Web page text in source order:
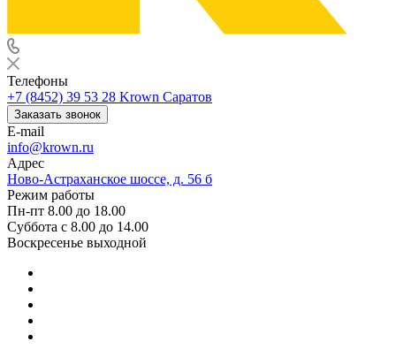
Телефоны
+7 (8452) 39 53 28 Krown Саратов
Заказать звонок
E-mail
info@krown.ru
Адрес
Ново-Астраханское шоссе, д. 56 б
Режим работы
Пн-пт 8.00 до 18.00
Суббота с 8.00 до 14.00
Воскресенье выходной